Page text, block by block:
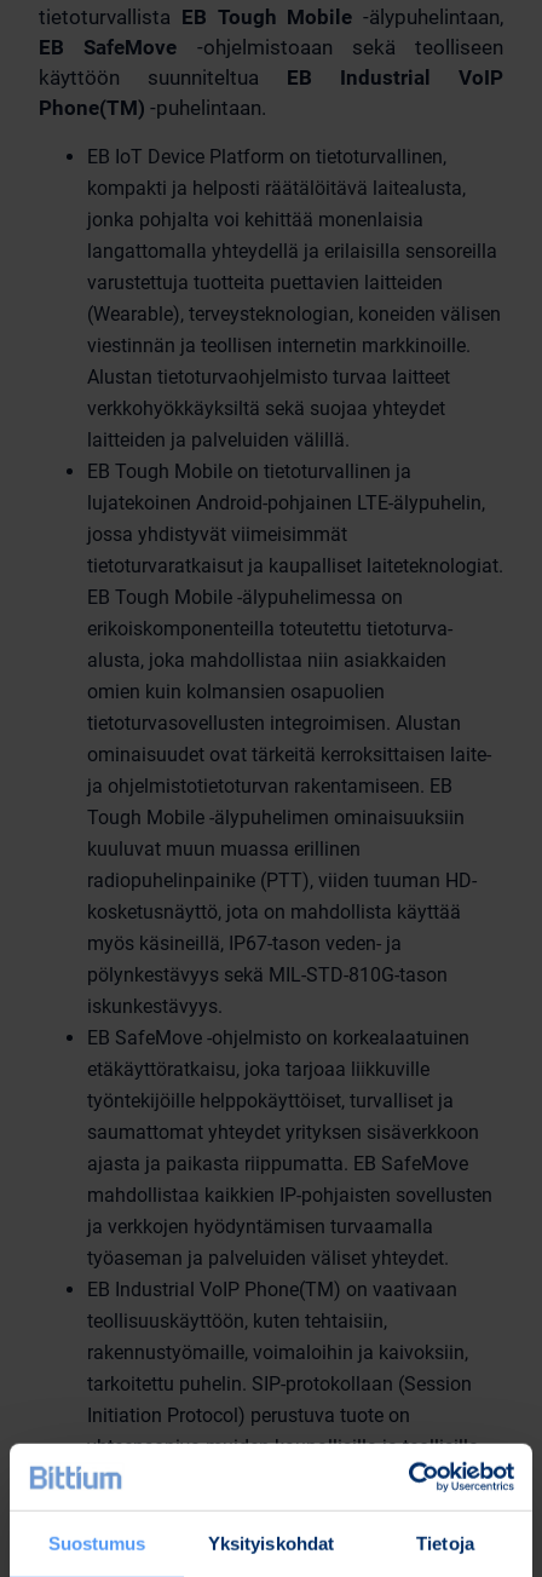
Suostumus Yksityiskohdat Tietoja
tietoturvallista EB Tough Mobile -älypuhelintaan,
EB SafeMove -ohjelmistoaan sekä teolliseen
käyttöön suunniteltua EB Industrial VoIP
Phone(TM) -puhelintaan.
EB IoT Device Platform on tietoturvallinen,
kompakti ja helposti räätälöitävä laitealusta,
jonka pohjalta voi kehittää monenlaisia
langattomalla yhteydellä ja erilaisilla sensoreilla
varustettuja tuotteita puettavien laitteiden
(Wearable), terveysteknologian, koneiden välisen
viestinnän ja teollisen internetin markkinoille.
Alustan tietoturvaohjelmisto turvaa laitteet
verkkohyökkäyksiltä sekä suojaa yhteydet
laitteiden ja palveluiden välillä.
EB Tough Mobile on tietoturvallinen ja
lujatekoinen Android-pohjainen LTE-älypuhelin,
jossa yhdistyvät viimeisimmät
tietoturvaratkaisut ja kaupalliset laiteteknologiat.
EB Tough Mobile -älypuhelimessa on
erikoiskomponenteilla toteutettu tietoturva-
alusta, joka mahdollistaa niin asiakkaiden
omien kuin kolmansien osapuolien
tietoturvasovellusten integroimisen. Alustan
ominaisuudet ovat tärkeitä kerroksittaisen laite-
ja ohjelmistotietoturvan rakentamiseen. EB
Tough Mobile -älypuhelimen ominaisuuksiin
kuuluvat muun muassa erillinen
radiopuhelinpainike (PTT), viiden tuuman HD-
kosketusnäyttö, jota on mahdollista käyttää
myös käsineillä, IP67-tason veden- ja
pölynkestävyys sekä MIL-STD-810G-tason
iskunkestävyys.
EB SafeMove -ohjelmisto on korkealaatuinen
etäkäyttöratkaisu, joka tarjoaa liikkuville
työntekijöille helppokäyttöiset, turvalliset ja
saumattomat yhteydet yrityksen sisäverkkoon
ajasta ja paikasta riippumatta. EB SafeMove
mahdollistaa kaikkien IP-pohjaisten sovellusten
ja verkkojen hyödyntämisen turvaamalla
työaseman ja palveluiden väliset yhteydet.
EB Industrial VoIP Phone(TM) on vaativaan
teollisuuskäyttöön, kuten tehtaisiin,
rakennustyömaille, voimaloihin ja kaivoksiin,
tarkoitettu puhelin. SIP-protokollaan (Session
Initiation Protocol) perustuva tuote on
yhteensopiva muiden kaupallisilla ja teollisilla
markkinoilla olevien SIP-päätelaitteiden ja -
palvelintoteutusten kanssa. Puhelin toimii myös
ilman SIP-palvelininfrastruktuuria, joten